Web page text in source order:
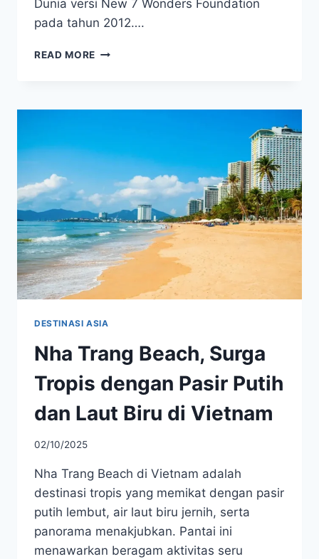
Dunia versi New 7 Wonders Foundation
pada tahun 2012….
READ MORE MENIKMATI
TEBING
BAY
DESTINASI ASIA
Nha Trang Beach, Surga
Tropis dengan Pasir Putih
dan Laut Biru di Vietnam
02/10/2025
Nha Trang Beach di Vietnam adalah
destinasi tropis yang memikat dengan pasir
putih lembut, air laut biru jernih, serta
panorama menakjubkan. Pantai ini
menawarkan beragam aktivitas seru